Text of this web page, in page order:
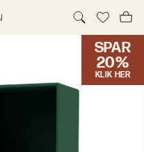
SPAR
20%
KLIK HER